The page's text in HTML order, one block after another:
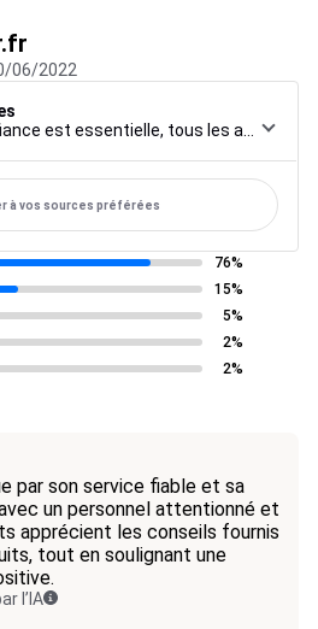
06/2022
à vos sources préférées
76%
15%
5%
2%
2%
par son service fiable et sa
un personnel attentionné et
apprécient les conseils fournis
tout en soulignant une
l’IA